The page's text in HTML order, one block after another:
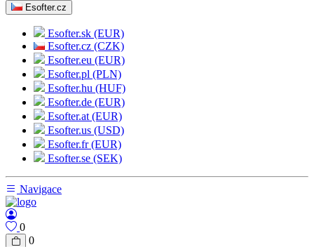
Esofter.cz
Esofter.sk (EUR)
Esofter.cz (CZK)
Esofter.eu (EUR)
Esofter.pl (PLN)
Esofter.hu (HUF)
Esofter.de (EUR)
Esofter.at (EUR)
Esofter.us (USD)
Esofter.fr (EUR)
Esofter.se (SEK)
Navigace
0
0